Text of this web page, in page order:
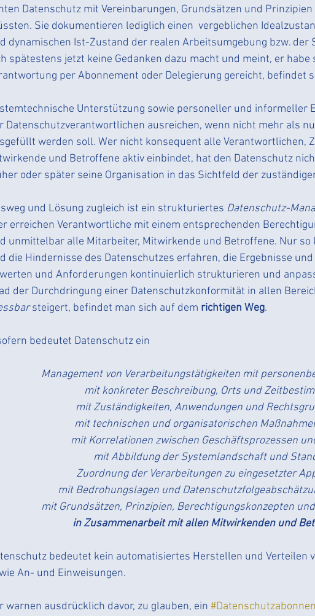
Datenschutz mit Vereinbarungen, Grundsätzen und
Sie dokumentieren lediglich einen  vergeblichen
dynamischen Ist-Zustand der realen Arbeitsumgebung bzw. der
spätestens jetzt keine Gedanken dazu macht und meint, er habe
per Abonnement oder Delegierung gereicht, befindet
Unterstützung sowie personeller und informeller
Datenschutzverantwortlichen ausreichen, wenn nicht mehr als
werden soll. Wer nicht konsequent alle Verantwortlichen,
und Betroffene aktiv einbindet, hat den Datenschutz
oder später seine Organisation in das Sichtfeld der
und Lösung zugleich ist ein strukturiertes Datenschutz-
erreichen Verantwortliche mit einem entsprechenden
unmittelbar alle Mitarbeiter, Mitwirkende und Betroffene. Nur
die Hindernisse des Datenschutzes erfahren, die Ergebnisse
und Anforderungen kontinuierlich strukturieren und
der Durchdringung einer Datenschutzkonformität in allen
steigert, befindet man sich auf dem richtigen Weg.
bedeutet Datenschutz ein
Management von Verarbeitungstätigkeiten mit
mit konkreter Beschreibung, Orts und
mit Zuständigkeiten, Anwendungen und
mit technischen und organisatorischen
mit Korrelationen zwischen Geschäftsprozessen
mit Abbildung der Systemlandschaft und
Zuordnung der Verarbeitungen zu eingesetzter
mit Bedrohungslagen und
mit Grundsätzen, Prinzipien, Berechtigungskonzepten
in Zusammenarbeit mit allen Mitwirkenden und
bedeutet kein automatisiertes Herstellen und Verteilen
An- und Einweisungen.
warnen ausdrücklich davor, zu glauben, ein